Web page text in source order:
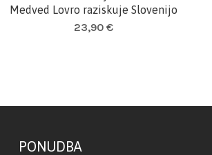
Medved Lovro raziskuje Slovenijo
23,90 €
PONUDBA